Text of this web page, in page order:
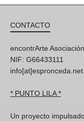
CONTACTO
encontrArte Asociación
NIF: G66433111
info[at]espronceda.net
* PUNTO LILA *
Un proyecto